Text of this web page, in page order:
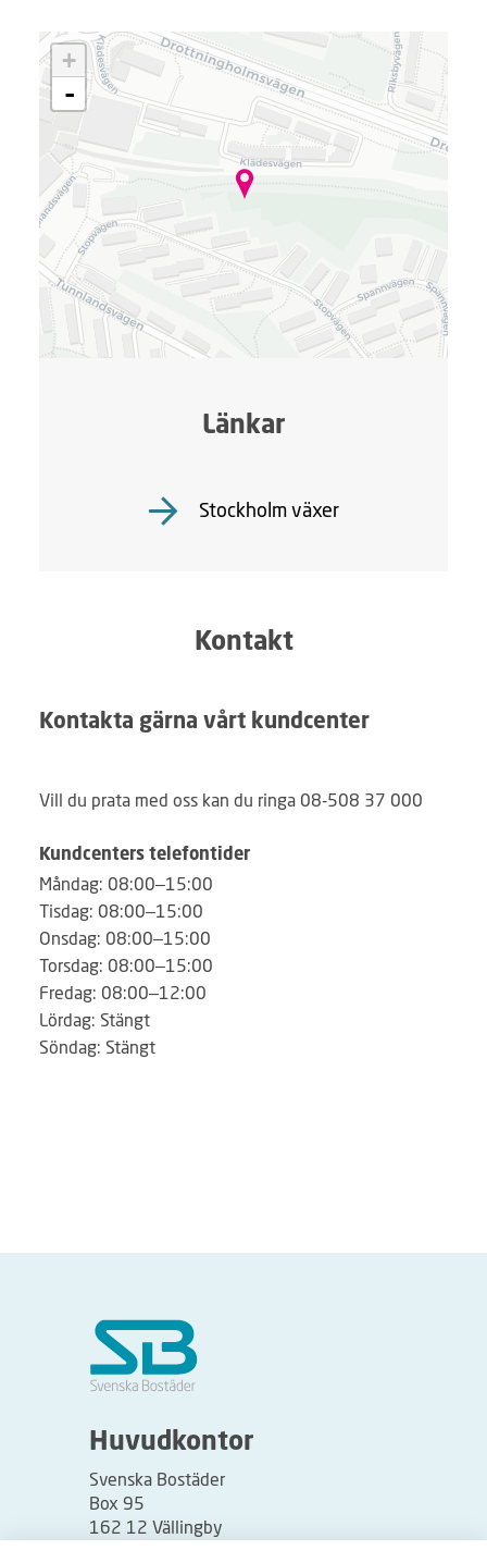
a
d
a
r
.
.
.
+
-
Länkar
Stockholm växer
Kontakt
Kontakta gärna vårt kundcenter
Vill du prata med oss kan du ringa 08-508 37 000
Kundcenters telefontider
Måndag: 08:00–15:00
Tisdag: 08:00–15:00
Onsdag: 08:00–15:00
Torsdag: 08:00–15:00
Fredag: 08:00–12:00
Lördag: Stängt
Söndag: Stängt
Huvudkontor
Svenska Bostäder
Box 95
162 12 Vällingby